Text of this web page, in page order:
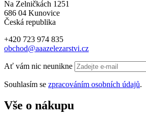
Na Zelničkách 1251
686 04 Kunovice
Česká republika
+420 723 974 835
obchod@aaazelezarstvi.cz
Ať vám nic neunikne
Souhlasím se zpracováním osobních údajů.
Vše o nákupu